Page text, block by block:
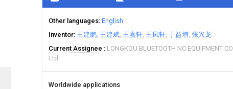
Other languages English
Inventor 王建鹏 王建斌 王嘉轩 王凤轩 于益增 张兴龙
Current Assignee
LONGKOU BLUETOOTH NC EQUIPMENT CO
Ltd
Worldwide applications